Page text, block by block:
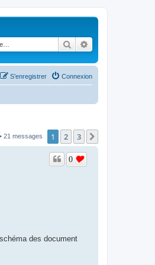
Rechercher
Connexion
S’enregistrer
• 21 messages 1 2 3
0
des document